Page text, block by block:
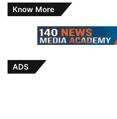
Know More
ADS